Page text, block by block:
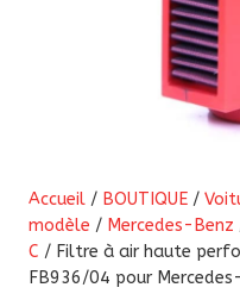
Accueil / BOUTIQUE /
modèle / Mercedes-Benz
C / Filtre à air haute
FB936/04 pour